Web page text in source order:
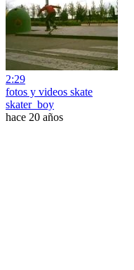
2:29
fotos y videos skate
skater_boy
hace 20 años